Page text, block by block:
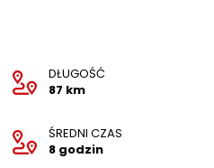
DŁUGOŚĆ
87 km
ŚREDNI CZAS
8 godzin